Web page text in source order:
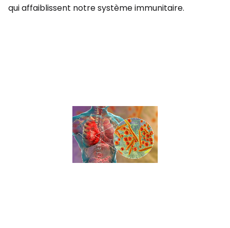
qui affaiblissent notre système immunitaire.